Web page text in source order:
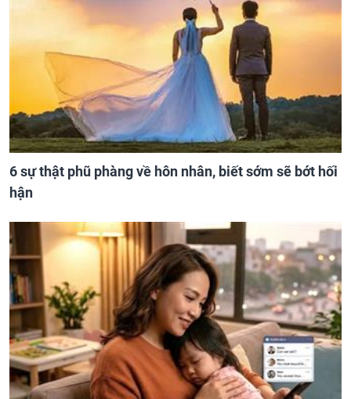
6 sự thật phũ phàng về hôn nhân, biết sớm sẽ bớt hối
hận